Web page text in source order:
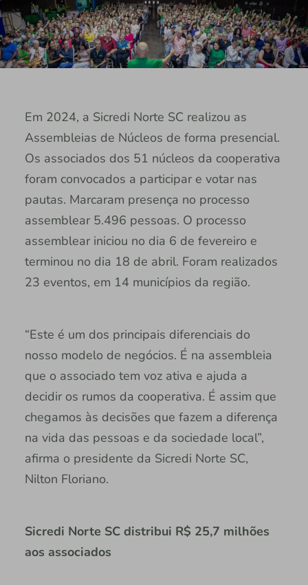
Em 2024, a Sicredi Norte SC realizou as
Assembleias de Núcleos de forma presencial.
Os associados dos 51 núcleos da cooperativa
foram convocados a participar e votar nas
pautas. Marcaram presença no processo
assemblear 5.496 pessoas. O processo
assemblear iniciou no dia 6 de fevereiro e
terminou no dia 18 de abril. Foram realizados
23 eventos, em 14 municípios da região.
“Este é um dos principais diferenciais do
nosso modelo de negócios. É na assembleia
que o associado tem voz ativa e ajuda a
decidir os rumos da cooperativa. É assim que
chegamos às decisões que fazem a diferença
na vida das pessoas e da sociedade local”,
afirma o presidente da Sicredi Norte SC,
Nilton Floriano.
Sicredi Norte SC distribui R$ 25,7 milhões
aos associados